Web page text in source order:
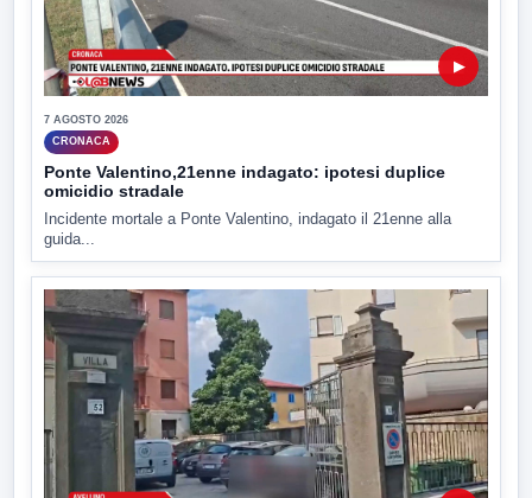
▶
7 AGOSTO 2026
CRONACA
Ponte Valentino,21enne indagato: ipotesi duplice
omicidio stradale
Incidente mortale a Ponte Valentino, indagato il 21enne alla
guida...